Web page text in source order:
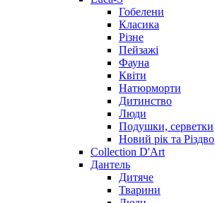
Гобелени
Класика
Різне
Пейзажі
Фауна
Квіти
Натюрморти
Дитинство
Люди
Подушки, серветки
Новий рік та Різдво
Collection D'Art
Дантель
Дитяче
Тварини